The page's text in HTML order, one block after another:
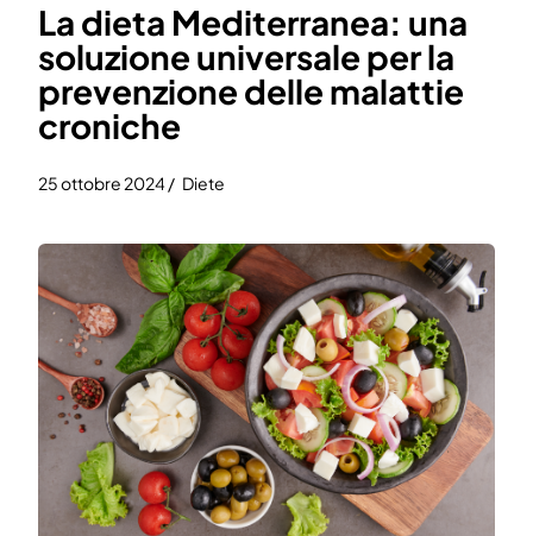
Promo
Prezzi
FAQS
Blog
Accedi
Prova gratuita
Prenota una demo gratis
La dieta Mediterranea: una
soluzione universale per la
prevenzione delle malattie
croniche
25 ottobre 2024 / Diete